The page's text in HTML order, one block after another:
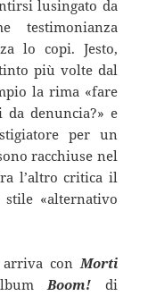
lusingato da
testimonianza
lo copi. Jesto,
più volte dal
la rima «fare
denuncia?» e
per un
racchiuse nel
l’altro critica il
«alternativo
arriva conMorti
Boom! di